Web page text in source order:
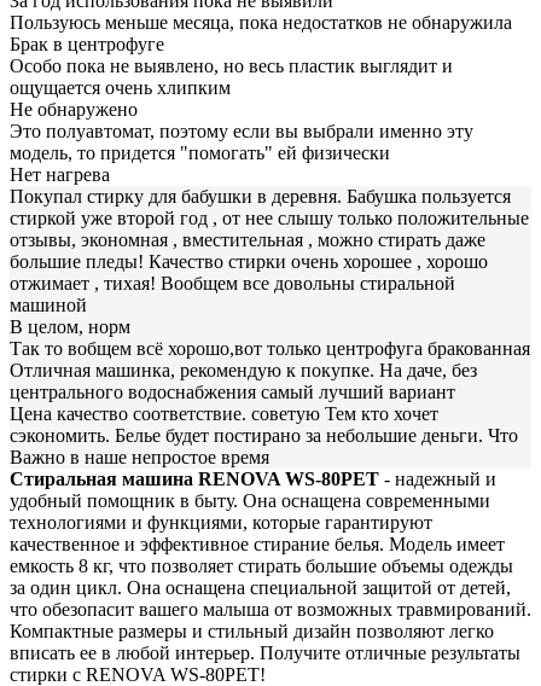
Пользуюсь меньше месяца, пока недостатков не обнаружила
Брак в центрофуге
Особо пока не выявлено, но весь пластик выглядит и
ощущается очень хлипким
Не обнаружено
Это полуавтомат, поэтому если вы выбрали именно эту
модель, то придется "помогать" ей физически
Нет нагрева
Покупал стирку для бабушки в деревня. Бабушка пользуется
стиркой уже второй год , от нее слышу только положительные
отзывы, экономная , вместительная , можно стирать даже
большие пледы! Качество стирки очень хорошее , хорошо
отжимает , тихая! Вообщем все довольны стиральной
машиной
В целом, норм
Так то вобщем всё хорошо,вот только центрофуга бракованная
Отличная машинка, рекомендую к покупке. На даче, без
центрального водоснабжения самый лучший вариант
Цена качество соответствие. советую Тем кто хочет
сэкономить. Белье будет постирано за небольшие деньги. Что
Важно в наше непростое время
Стиральная машина RENOVA WS-80PET - надежный и
удобный помощник в быту. Она оснащена современными
технологиями и функциями, которые гарантируют
качественное и эффективное стирание белья. Модель имеет
емкость 8 кг, что позволяет стирать большие объемы одежды
за один цикл. Она оснащена специальной защитой от детей,
что обезопасит вашего малыша от возможных травмирований.
Компактные размеры и стильный дизайн позволяют легко
вписать ее в любой интерьер. Получите отличные результаты
стирки с RENOVA WS-80PET!